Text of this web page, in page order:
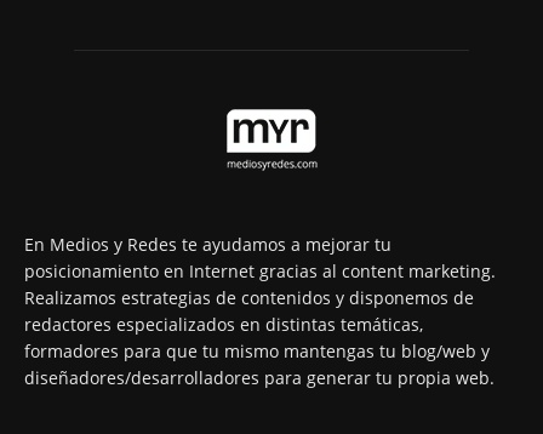
En Medios y Redes te ayudamos a mejorar tu
posicionamiento en Internet gracias al content marketing.
Realizamos estrategias de contenidos y disponemos de
redactores especializados en distintas temáticas,
formadores para que tu mismo mantengas tu blog/web y
diseñadores/desarrolladores para generar tu propia web.